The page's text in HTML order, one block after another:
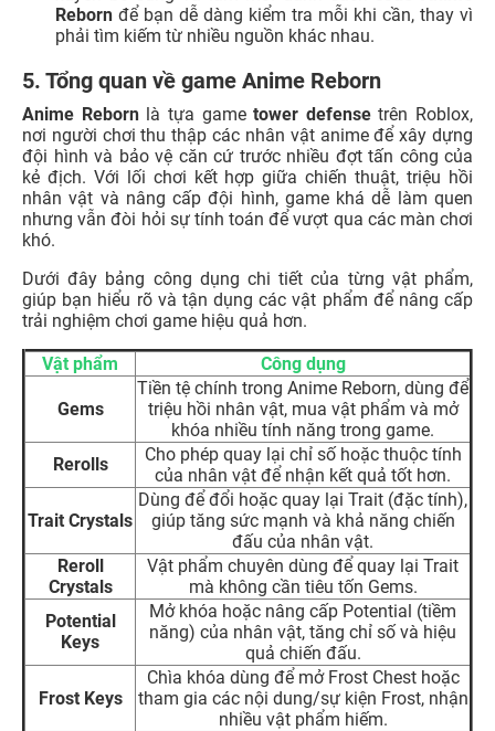
Reborn để bạn dễ dàng kiểm tra mỗi khi cần, thay vì
phải tìm kiếm từ nhiều nguồn khác nhau.
5. Tổng quan về game Anime Reborn
Anime Rebornlà tựa gametower defensetrên Roblox,
nơi người chơi thu thập các nhân vật anime để xây dựng
đội hình và bảo vệ căn cứ trước nhiều đợt tấn công của
kẻ địch. Với lối chơi kết hợp giữa chiến thuật, triệu hồi
nhân vật và nâng cấp đội hình, game khá dễ làm quen
nhưng vẫn đòi hỏi sự tính toán để vượt qua các màn chơi
khó.
Dưới đây bảng công dụng chi tiết của từng vật phẩm,
giúp bạn hiểu rõ và tận dụng các vật phẩm để nâng cấp
trải nghiệm chơi game hiệu quả hơn.
Vật phẩm Công dụng
Gems
Tiền tệ chính trong Anime Reborn, dùng để
triệu hồi nhân vật, mua vật phẩm và mở
khóa nhiều tính năng trong game.
Rerolls
Cho phép quay lại chỉ số hoặc thuộc tính
của nhân vật để nhận kết quả tốt hơn.
Trait Crystals
Dùng để đổi hoặc quay lại Trait (đặc tính),
giúp tăng sức mạnh và khả năng chiến
đấu của nhân vật.
Reroll
Crystals
Vật phẩm chuyên dùng để quay lại Trait
mà không cần tiêu tốn Gems.
Potential
Keys
Mở khóa hoặc nâng cấp Potential (tiềm
năng) của nhân vật, tăng chỉ số và hiệu
quả chiến đấu.
Frost Keys
Chìa khóa dùng để mở Frost Chest hoặc
tham gia các nội dung/sự kiện Frost, nhận
nhiều vật phẩm hiếm.